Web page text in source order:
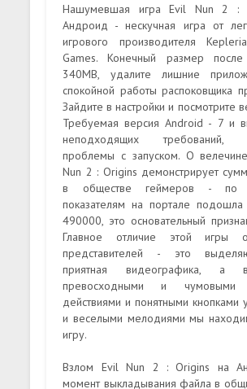
Нашумевшая игра Evil Nun 2 :
Андроид - нескучная игра от
игрового производителя
Games. Конечный размер после
340MB, удалите лишние
спокойной работы распоковщика
Зайдите в настройки и посмотрите
Требуемая версия Android - 7 и
неподходящих требований,
проблемы с запуском. О
Nun 2 : Origins демонстрирует
в обществе геймеров - по
показателям на портале
490000, это основательный
Главное отличие этой игры
представителей - это
приятная видеографика, а
превосходными и чумовыми
действиями и понятными кнопками
и веселыми мелодиями мы
игру.
Взлом Evil Nun 2 : Origins на
момент выкладывания файла в